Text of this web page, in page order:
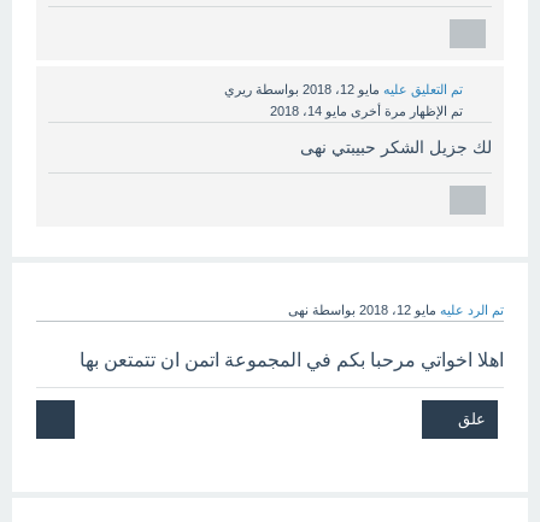
تم التعليق عليه مايو 12، 2018 بواسطة ريري
تم الإظهار مرة أخرى مايو 14، 2018
لك جزيل الشكر حبيبتي نهى
تم الرد عليه مايو 12، 2018 بواسطة نهى
اهلا اخواتي مرحبا بكم في المجموعة اتمن ان تتمتعن بها